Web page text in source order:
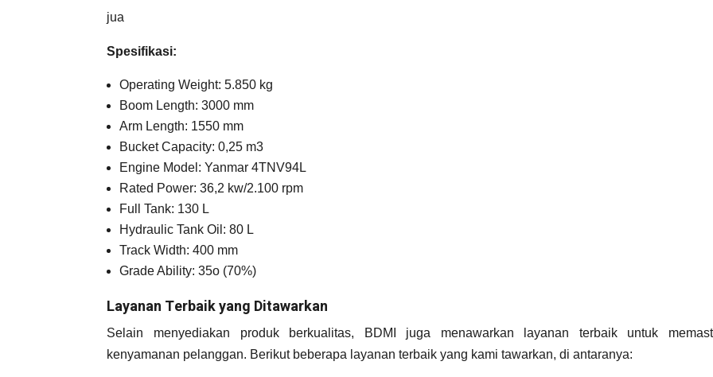
jua
Spesifikasi:
Operating Weight: 5.850 kg
Boom Length: 3000 mm
Arm Length: 1550 mm
Bucket Capacity: 0,25 m3
Engine Model: Yanmar 4TNV94L
Rated Power: 36,2 kw/2.100 rpm
Full Tank: 130 L
Hydraulic Tank Oil: 80 L
Track Width: 400 mm
Grade Ability: 35o (70%)
Layanan Terbaik yang Ditawarkan
Selain menyediakan produk berkualitas, BDMI juga menawarkan layanan terbaik untuk
kenyamanan pelanggan. Berikut beberapa layanan terbaik yang kami tawarkan, di antaranya: